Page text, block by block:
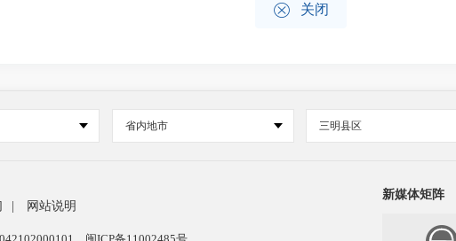
 关闭
省内地市 三明县区
网站说明
新媒体矩阵